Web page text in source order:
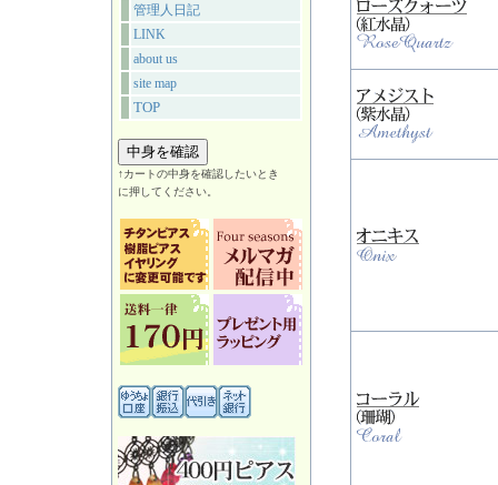
管理人日記
LINK
about us
site map
TOP
↑カートの中身を確認したいとき
に押してください。